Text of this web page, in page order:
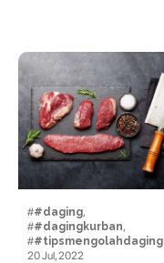
##daging,
##dagingkurban,
##tipsmengolahdaging
20 Jul, 2022